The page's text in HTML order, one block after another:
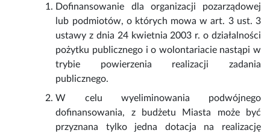
Dofinansowanie dla organizacji pozarządowej
lub podmiotów, o których mowa w art. 3 ust. 3
ustawy z dnia 24 kwietnia 2003 r. o działalności
pożytku publicznego i o wolontariacie nastąpi w
trybie powierzenia realizacji zadania
publicznego.
W celu wyeliminowania podwójnego
dofinansowania, z budżetu Miasta może być
przyznana tylko jedna dotacja na realizację